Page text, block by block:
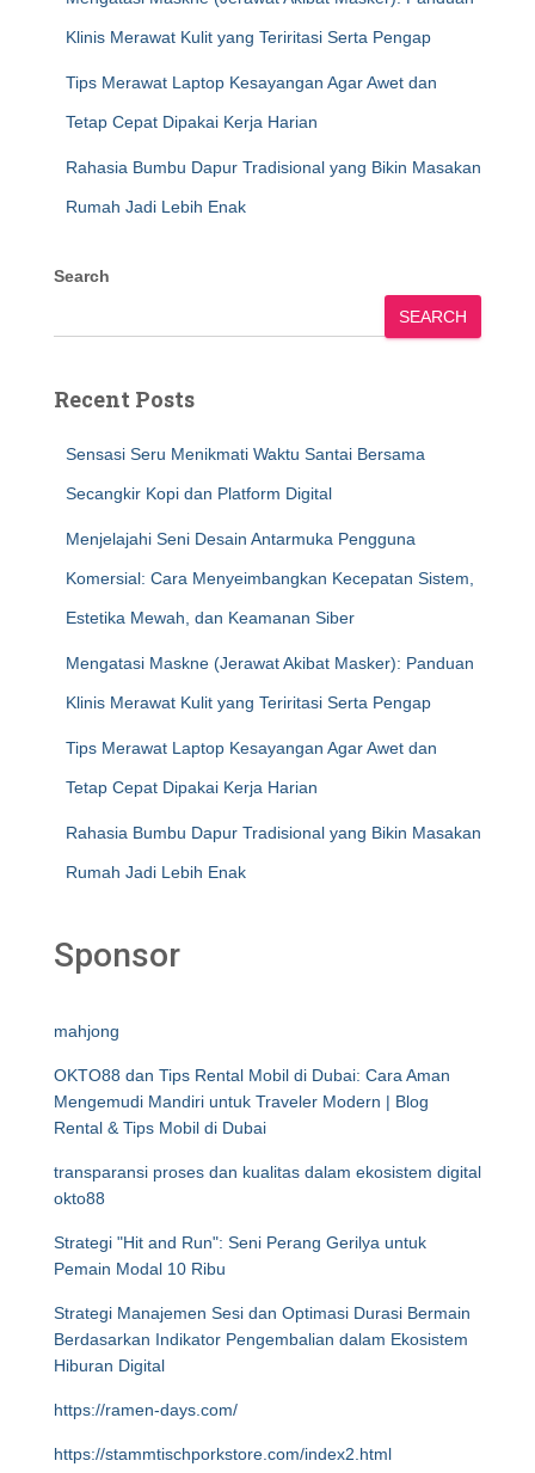
Klinis Merawat Kulit yang Teriritasi Serta Pengap
Tips Merawat Laptop Kesayangan Agar Awet dan
Tetap Cepat Dipakai Kerja Harian
Rahasia Bumbu Dapur Tradisional yang Bikin Masakan
Rumah Jadi Lebih Enak
Search
SEARCH
Recent Posts
Sensasi Seru Menikmati Waktu Santai Bersama
Secangkir Kopi dan Platform Digital
Menjelajahi Seni Desain Antarmuka Pengguna
Komersial: Cara Menyeimbangkan Kecepatan Sistem,
Estetika Mewah, dan Keamanan Siber
Mengatasi Maskne (Jerawat Akibat Masker): Panduan
Klinis Merawat Kulit yang Teriritasi Serta Pengap
Tips Merawat Laptop Kesayangan Agar Awet dan
Tetap Cepat Dipakai Kerja Harian
Rahasia Bumbu Dapur Tradisional yang Bikin Masakan
Rumah Jadi Lebih Enak
Sponsor
mahjong
OKTO88 dan Tips Rental Mobil di Dubai: Cara Aman
Mengemudi Mandiri untuk Traveler Modern | Blog
Rental & Tips Mobil di Dubai
transparansi proses dan kualitas dalam ekosistem digital
okto88
Strategi "Hit and Run": Seni Perang Gerilya untuk
Pemain Modal 10 Ribu
Strategi Manajemen Sesi dan Optimasi Durasi Bermain
Berdasarkan Indikator Pengembalian dalam Ekosistem
Hiburan Digital
https://ramen-days.com/
https://stammtischporkstore.com/index2.html